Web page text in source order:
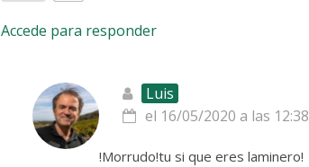
Accede para responder
Luis
el 16/05/2020 a las 12:38
!Morrudo!tu si que eres laminero!